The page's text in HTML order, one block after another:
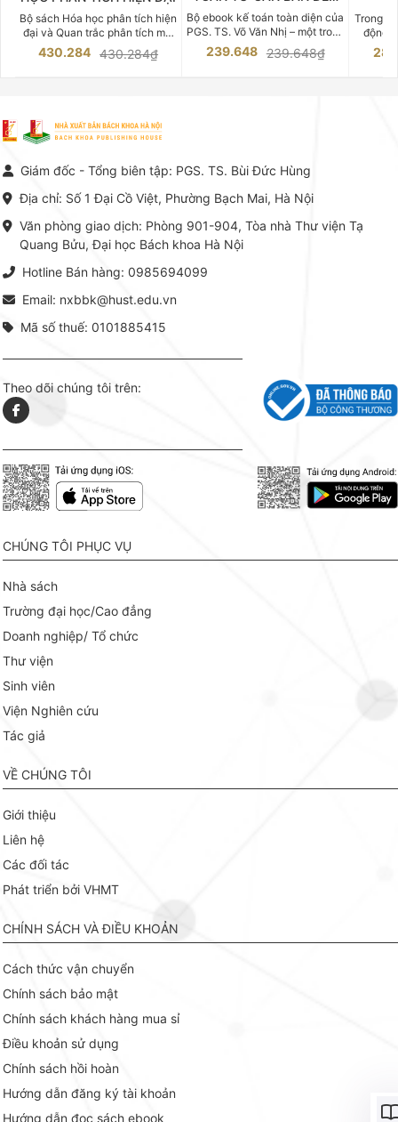
Bộ sách Hóa học phân tích hiện
đại và Quan trắc phân tích môi
trường của Cố Giáo sư, Tiến sĩ
Phạm Luận là một trong những
vực Hóa học phân tích tại Việt
Nam hiện nay. Bộ sách mang
đến một hệ thống tri thức hoàn
thuật thực hành -> Ứng dụng
chuyên ngành, được NXB Bách
khoa Hà Nội ấn hành cả hai
phiên bản sách giấy và điện tử.
430.284 430.284₫
CHUYÊN SÂU
Bộ ebook kế toán toàn diện của
PGS. TS. Võ Văn Nhị – một trong
những chuyên gia hàng đầu,
giàu kinh nghiệm trong lĩnh vực
239.648 239.648₫
Trong
động
việc
tế và
tín trong
lý. Các
Giám đốc - Tổng biên tập: PGS. TS. Bùi Đức Hùng
Địa chỉ: Số 1 Đại Cồ Việt, Phường Bạch Mai, Hà Nội
Văn phòng giao dịch: Phòng 901-904, Tòa nhà Thư viện Tạ
Quang Bửu, Đại học Bách khoa Hà Nội
Hotline Bán hàng: 0985694099
Email: nxbbk@hust.edu.vn
Mã số thuế: 0101885415
Theo dõi chúng tôi trên:
CHÚNG TÔI PHỤC VỤ
Nhà sách
Trường đại học/Cao đẳng
Doanh nghiệp/ Tổ chức
Thư viện
Sinh viên
Viện Nghiên cứu
Tác giả
VỀ CHÚNG TÔI
Giới thiệu
Liên hệ
Các đối tác
Phát triển bởi VHMT
CHÍNH SÁCH VÀ ĐIỀU KHOẢN
Cách thức vận chuyển
Chính sách bảo mật
Chính sách khách hàng mua sỉ
Điều khoản sử dụng
Chính sách hồi hoàn
Hướng dẫn đăng ký tài khoản
Hướng dẫn đọc sách ebook